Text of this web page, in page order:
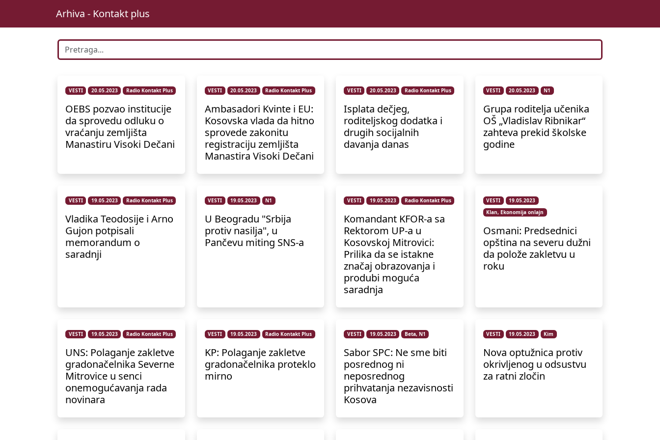
Arhiva - Kontakt plus
VESTI 20.05.2023 Radio Kontakt Plus
OEBS pozvao institucije
da sprovedu odluku o
vraćanju zemljišta
Manastiru Visoki Dečani
VESTI 20.05.2023 Radio Kontakt Plus
Ambasadori Kvinte i EU:
Kosovska vlada da hitno
sprovede zakonitu
registraciju zemljišta
Manastira Visoki Dečani
VESTI 20.05.2023 Radio Kontakt Plus
Isplata dečjeg,
roditeljskog dodatka i
drugih socijalnih
davanja danas
VESTI 20.05.2023 N1
Grupa roditelja učenika
OŠ „Vladislav Ribnikar“
zahteva prekid školske
godine
VESTI 19.05.2023 Radio Kontakt Plus
Vladika Teodosije i Arno
Gujon potpisali
memorandum o
saradnji
VESTI 19.05.2023 N1
U Beogradu "Srbija
protiv nasilja", u
Pančevu miting SNS-a
VESTI 19.05.2023 Radio Kontakt Plus
Komandant KFOR-a sa
Rektorom UP-a u
Kosovskoj Mitrovici:
Prilika da se istakne
značaj obrazovanja i
produbi moguća
saradnja
VESTI
19.05.2023
Klan, Ekonomija onlajn
Osmani: Predsednici
opština na severu dužni
da polože zakletvu u
roku
VESTI 19.05.2023 Radio Kontakt Plus
UNS: Polaganje zakletve
gradonačelnika Severne
Mitrovice u senci
onemogućavanja rada
novinara
VESTI 19.05.2023 Radio Kontakt Plus
KP: Polaganje zakletve
gradonačelnika proteklo
mirno
VESTI 19.05.2023 Beta, N1
Sabor SPC: Ne sme biti
posrednog ni
neposrednog
prihvatanja nezavisnosti
Kosova
VESTI 19.05.2023 Kim
Nova optužnica protiv
okrivljenog u odsustvu
za ratni zločin